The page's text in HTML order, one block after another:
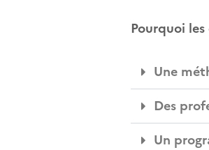
Pourquoi
Une
Des
Un